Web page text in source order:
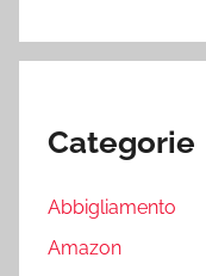
Categorie
Abbigliamento
Amazon